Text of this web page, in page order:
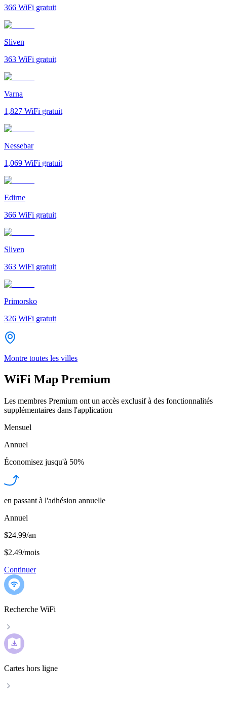
366 WiFi gratuit
Sliven
363 WiFi gratuit
Varna
1,827 WiFi gratuit
Nessebar
1,069 WiFi gratuit
Edirne
366 WiFi gratuit
Sliven
363 WiFi gratuit
Primorsko
326 WiFi gratuit
Montre toutes les villes
WiFi Map Premium
Les membres Premium ont un accès exclusif à des fonctionnalités
supplémentaires dans l'application
Mensuel
Annuel
Économisez jusqu'à 50%
en passant à l'adhésion annuelle
Annuel
$24.99/an
$2.49/mois
Continuer
Recherche WiFi
Cartes hors ligne